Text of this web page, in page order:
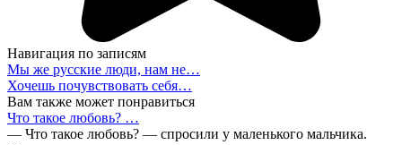
Навигация по записям
Мы же русские люди, нам не…
Хочешь почувствовать себя…
Вам также может понравиться
Что такое любовь? …
— Что такое любовь? — спросили у маленького мальчика.